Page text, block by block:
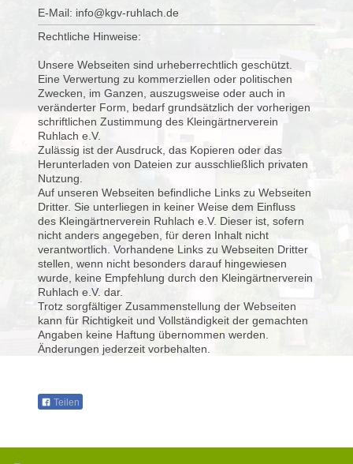
E-Mail: info@kgv-ruhlach.de
Rechtliche Hinweise:
Unsere Webseiten sind urheberrechtlich geschützt.
Eine Verwertung zu kommerziellen oder politischen
Zwecken, im Ganzen, auszugsweise oder auch in
veränderter Form, bedarf grundsätzlich der vorherigen
schriftlichen Zustimmung des Kleingärtnerverein
Ruhlach e.V.
Zulässig ist der Ausdruck, das Kopieren oder das
Herunterladen von Dateien zur ausschließlich privaten
Nutzung.
Auf unseren Webseiten befindliche Links zu Webseiten
Dritter. Sie unterliegen in keiner Weise dem Einfluss
des Kleingärtnerverein Ruhlach e.V. Dieser ist, sofern
nicht anders angegeben, für deren Inhalt nicht
verantwortlich. Vorhandene Links zu Webseiten Dritter
stellen, wenn nicht besonders darauf hingewiesen
wurde, keine Empfehlung durch den Kleingärtnerverein
Ruhlach e.V. dar.
Trotz sorgfältiger Zusammenstellung der Webseiten
kann für Richtigkeit und Vollständigkeit der gemachten
Angaben keine Haftung übernommen werden.
Änderungen jederzeit vorbehalten.
Teilen